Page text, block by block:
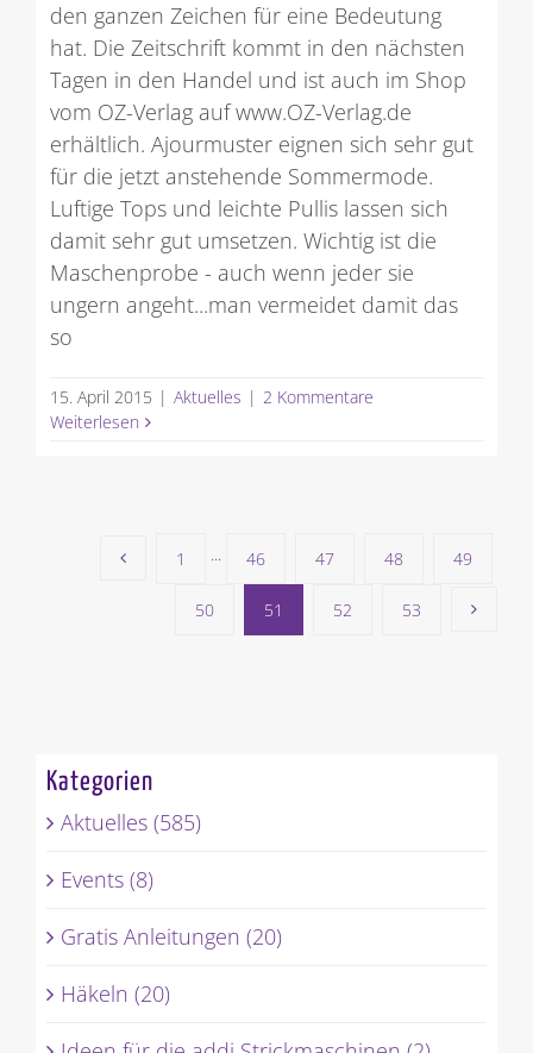
den ganzen Zeichen für eine Bedeutung
hat. Die Zeitschrift kommt in den nächsten
Tagen in den Handel und ist auch im Shop
vom OZ-Verlag auf www.OZ-Verlag.de
erhältlich. Ajourmuster eignen sich sehr gut
für die jetzt anstehende Sommermode.
Luftige Tops und leichte Pullis lassen sich
damit sehr gut umsetzen. Wichtig ist die
Maschenprobe - auch wenn jeder sie
ungern angeht...man vermeidet damit das
so
15. April 2015 | Aktuelles | 2 Kommentare
Weiterlesen
1 ··· 46 47 48 49
50 51 52 53
Kategorien
Aktuelles (585)
Events (8)
Gratis Anleitungen (20)
Häkeln (20)